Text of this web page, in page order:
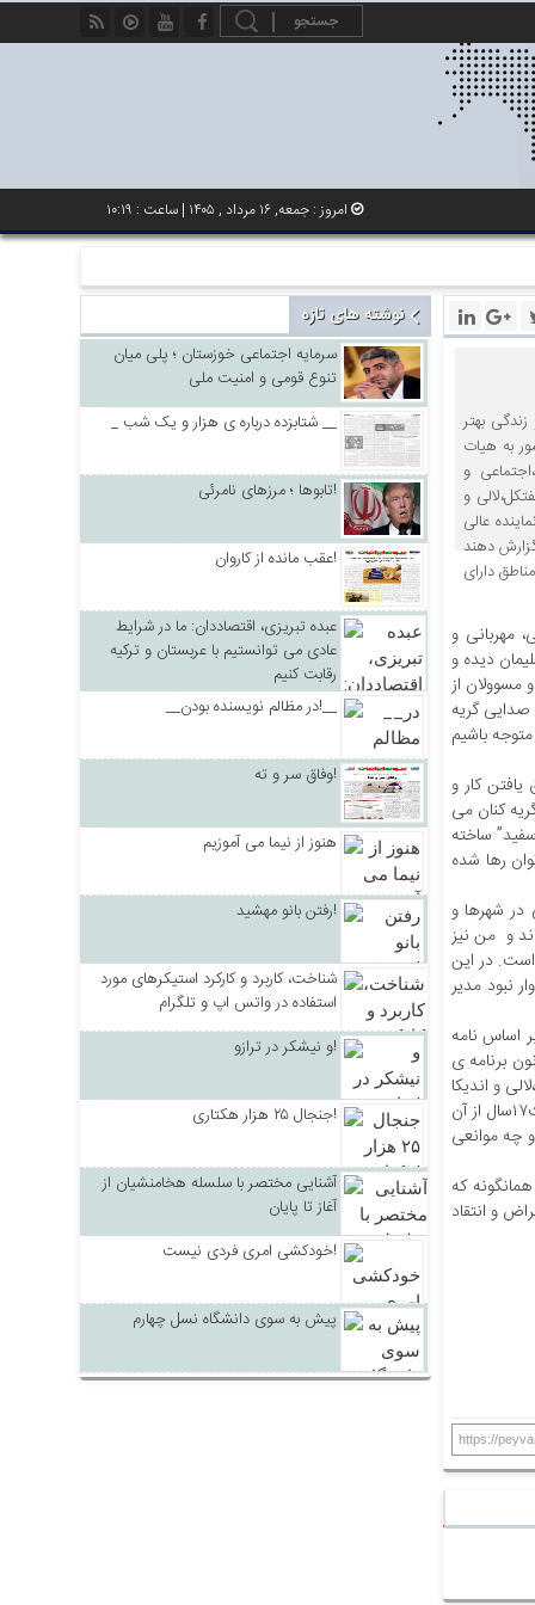
که بیش از ۷۵٪ به امید تدبیر و زندگی بهتر
برنامه ریزی کشور به هیات
و
و
عالی
گزارش دهند
دارای
مهربانی و
دیده و
مسوولان از
گریه
و دردناک کافی است تا متوجه باشیم
کار و
کنان می
ساخته
رها شده
در شهرها و
و من نیز
در این
نبود مدیر
داده اند!! بر اساس نامه
و در اجرای ماده۸ آیین نامه ی اجرایی ماده”۶۰” اصلاحی قانون برنامه ی
و اندیکا
در خوزستان قرار دارند. که شاخص های توسعه ی این مناطق زیر شاخص میانگین کشوری است. دولت و نماینده عالی دولت در خوزستان پس از گذشت۱۷سال از آن
چه موانعی
که
و انتقاد
https://
نوشته های تازه
سرمایه اجتماعی خوزستان ؛ پلی میان
تنوع قومی و امنیت ملی
_ شتابزده درباره ی هزار و یک شب __
تابوها ؛ مرزهای نامرئی!
عقب مانده از کاروان!
عبده تبریزی، اقتصاددان: ما در شرایط
عادی می توانستیم با عربستان و ترکیه
رقابت کنیم
__در مظالم نویسنده بودن!__
وفاق سر و ته!
هنوز از نیما می آموزیم
رفتن بانو مهشید!
شناخت، کاربرد و کارکرد استیکرهای مورد
استفاده در واتس اپ و تلگرام
و نیشکر در ترازو!
جنجال ۲۵ هزار هکتاری!
آشنایی مختصر با سلسله هخامنشیان از
آغاز تا پایان
خودکشی امری فردی نیست!
پیش به سوی دانشگاه نسل چهارم